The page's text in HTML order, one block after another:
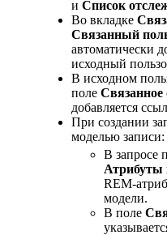
и Список
Во вкладке
Связанный
автоматически
исходный
В исходном
поле
добавляется
При создании
моделью записи:
В запросе
Атрибуты
REM-
модели.
В поле